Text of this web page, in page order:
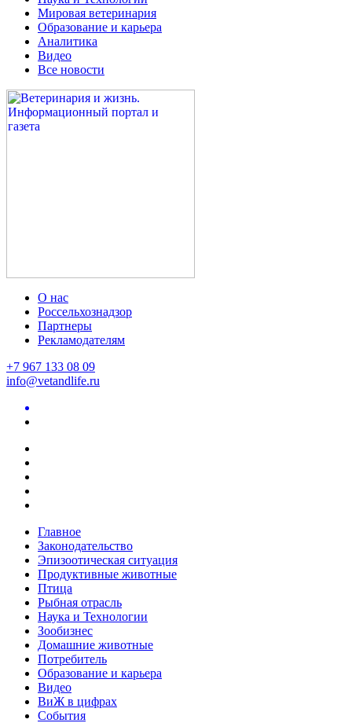
Мировая ветеринария
Образование и карьера
Аналитика
Видео
Все новости
О нас
Россельхознадзор
Партнеры
Рекламодателям
+7 967 133 08 09
info@vetandlife.ru
Главное
Законодательство
Эпизоотическая ситуация
Продуктивные животные
Птица
Рыбная отрасль
Наука и Технологии
Зообизнес
Домашние животные
Потребитель
Образование и карьера
Видео
ВиЖ в цифрах
События